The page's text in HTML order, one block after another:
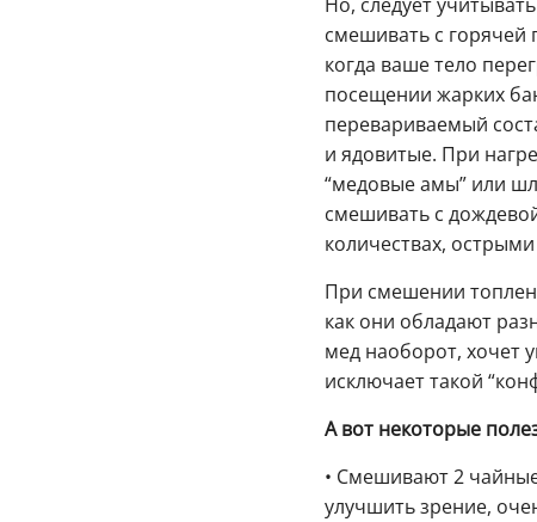
смешивать с горячей
когда ваше тело
посещении жарких
перевариваемый
и ядовитые. При
“медовые амы” или
смешивать с
количествах,
При смешении
как они обладают
мед наоборот, хочет
исключает такой
А вот некоторые
• Смешивают 2
улучшить зрение,